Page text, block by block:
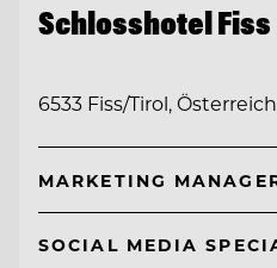
Schlosshotel Fiss
6533 Fiss/Tirol, Österreich
MARKETING
SOCIAL MEDIA